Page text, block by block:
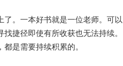
。一本好书就是一位老师。可以
捷径即使有所收获也无法持续。
是需要持续积累的。